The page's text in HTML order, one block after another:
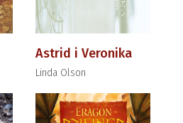
Astrid i Veronika
Linda Olson